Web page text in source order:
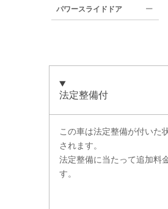
パワースライドドア ー
法定整備付
この車は法定整備が付いた
されます。
法定整備に当たって追加料
す。